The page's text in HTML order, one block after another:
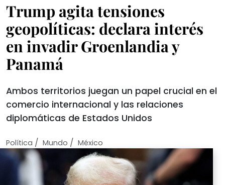
Trump agita tensiones
geopolíticas: declara interés
en invadir Groenlandia y
Panamá
Ambos territorios juegan un papel crucial en el
comercio internacional y las relaciones
diplomáticas de Estados Unidos
Política / Mundo / México